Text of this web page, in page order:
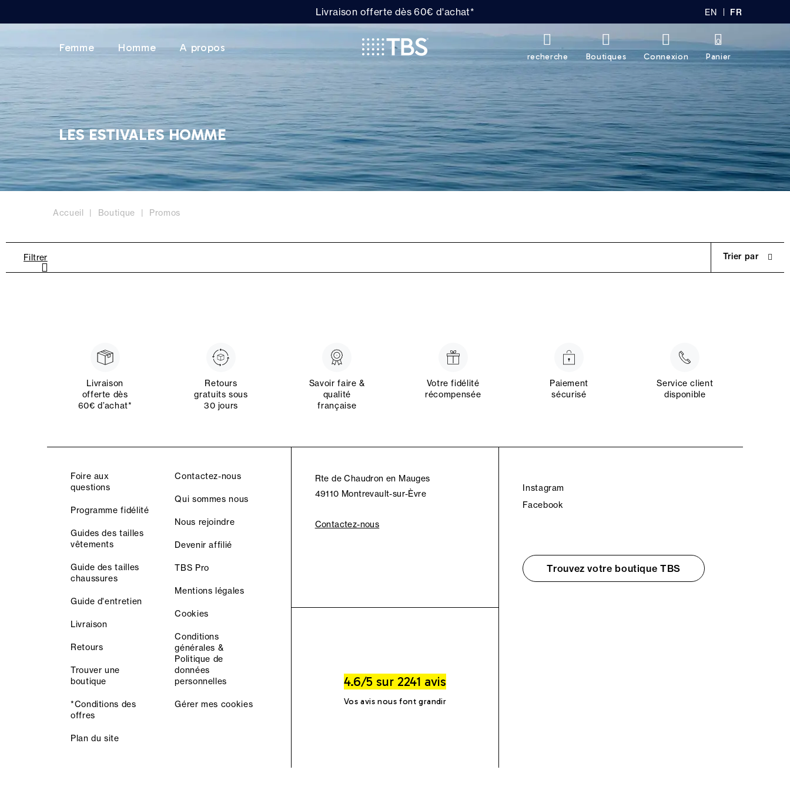
Livraison offerte dès 60€ d'achat* EN FR
S
Femme Homme A propos
recherche Boutiques Connexion Panier
0
LES ESTIVALES HOMME
Accueil Boutique Promos
Filtrer Trier par
Livraison
offerte dès
60€ d’achat*
Retours
gratuits sous
30 jours
Savoir faire &
qualité
française
Votre fidélité
récompensée
Paiement
sécurisé
Service client
disponible
Foire aux
questions
Programme fidélité
Guides des tailles
vêtements
Guide des tailles
chaussures
Guide d'entretien
Livraison
Retours
Trouver une
boutique
*Conditions des
offres
Plan du site
Contactez-nous
Qui sommes nous
Nous rejoindre
Devenir affilié
TBS Pro
Mentions légales
Cookies
Conditions
générales &
Politique de
données
personnelles
Gérer mes cookies
Rte de Chaudron en Mauges
49110 Montrevault-sur-Èvre
Contactez-nous
4.6/5 sur 2241 avis
Vos avis nous font grandir
Instagram
Facebook
Trouvez votre boutique TBS